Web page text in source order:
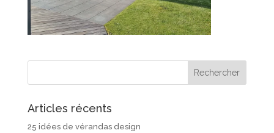
Articles récents
25 idées de vérandas design